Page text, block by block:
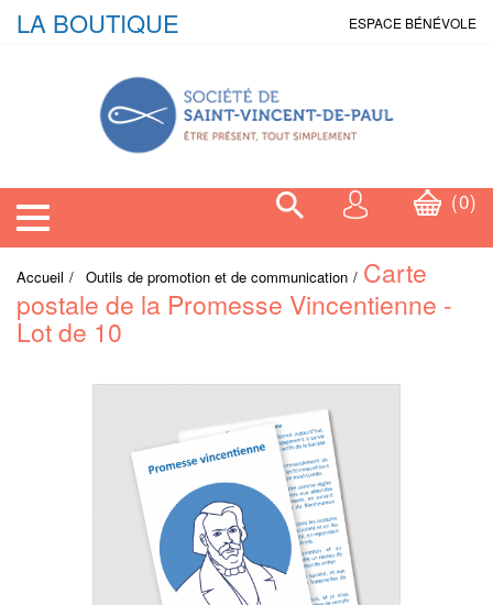
LA BOUTIQUE ESPACE BÉNÉVOLE
0
Toggle navigation
Accueil Outils de promotion et de communication
Carte
postale de la Promesse Vincentienne -
Lot de 10